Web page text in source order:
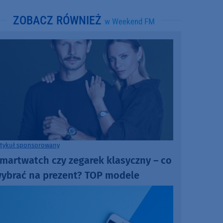
ZOBACZ RÓWNIEŻ w Weekend FM
sponsorowany
czy zegarek klasyczny – co
na prezent? TOP modele